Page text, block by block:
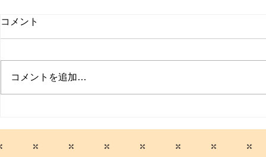
プクイチ
コメント
コメントを追加…